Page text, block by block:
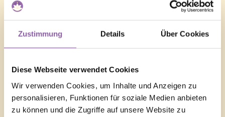
Zustimmung Details Über Cookies
Diese Webseite verwendet Cookies
Wir verwenden Cookies, um Inhalte und Anzeigen zu
personalisieren, Funktionen für soziale Medien anbieten
zu können und die Zugriffe auf unsere Website zu